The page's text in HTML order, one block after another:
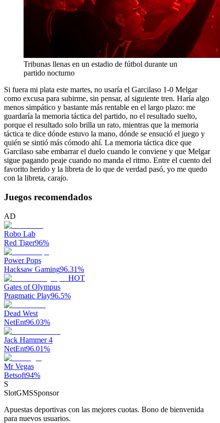
Tribunas llenas en un estadio de fútbol durante un
partido nocturno
Si fuera mi plata este martes, no usaría el Garcilaso 1-0 Melgar
como excusa para subirme, sin pensar, al siguiente tren. Haría algo
menos simpático y bastante más rentable en el largo plazo: me
guardaría la memoria táctica del partido, no el resultado suelto,
porque el resultado solo brilla un rato, mientras que la memoria
táctica te dice dónde estuvo la mano, dónde se ensució el juego y
quién se sintió más cómodo ahí. La memoria táctica dice que
Garcilaso sabe embarrar el duelo cuando le conviene y que Melgar
sigue pagando peaje cuando no manda el ritmo. Entre el cuento del
favorito herido y la libreta de lo que de verdad pasó, yo me quedo
con la libreta, carajo.
Juegos recomendados
AD
Robo Lab
Red Tiger96%
Power Pops
Hacksaw Gaming96.31%
HOT
Gates of Olympus
Pragmatic Play96.5%
Dead West
NetEnt96.03%
Jack Hammer 4
NetEnt96.01%
Mr Vegas
Betsoft94%
S
SlotGMSSponsor
Apuestas deportivas con las mejores cuotas. Bono de bienvenida
para nuevos usuarios.